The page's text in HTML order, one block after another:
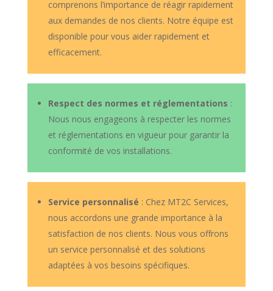
comprenons l’importance de réagir rapidement
aux demandes de nos clients. Notre équipe est
disponible pour vous aider rapidement et
efficacement.
Respect des normes et réglementations :
Nous nous engageons à respecter les normes
et réglementations en vigueur pour garantir la
conformité de vos installations.
Service personnalisé : Chez MT2C Services,
nous accordons une grande importance à la
satisfaction de nos clients. Nous vous offrons
un service personnalisé et des solutions
adaptées à vos besoins spécifiques.